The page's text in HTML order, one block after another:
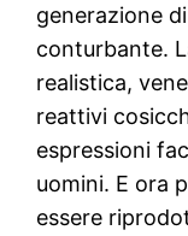
generazione
conturbante.
realistica,
reattivi
espressioni
uomini. E ora
essere